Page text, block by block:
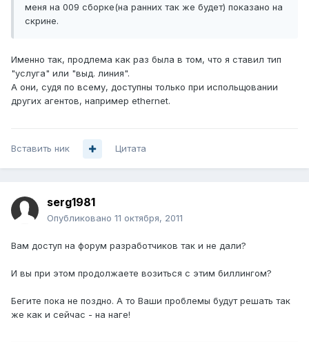
меня на 009 сборке(на ранних так же будет) показано на
скрине.
Именно так, продлема как раз была в том, что я ставил тип
"услуга" или "выд. линия".
А они, судя по всему, доступны только при испольщовании
других агентов, например ethernet.
Вставить ник Цитата
serg1981
Опубликовано 11 октября, 2011
Вам доступ на форум разработчиков так и не дали?
И вы при этом продолжаете возиться с этим биллингом?
Бегите пока не поздно. А то Ваши проблемы будут решать так
же как и сейчас - на наге!